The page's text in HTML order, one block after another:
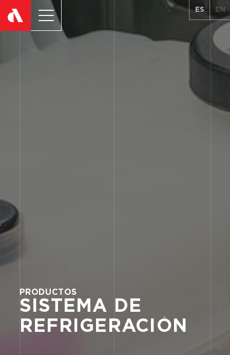
ES EN
PRODUCTOS
SISTEMA
DE
REFRIGERACIÓN